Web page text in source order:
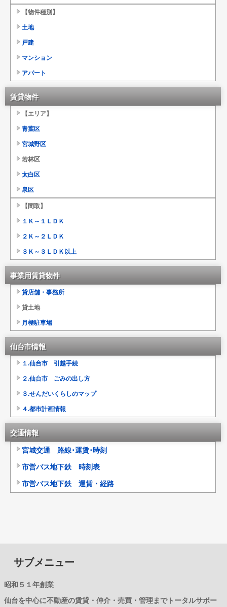
【物件種別】
土地
戸建
マンション
アパート
賃貸物件
【エリア】
青葉区
宮城野区
若林区
太白区
泉区
【間取】
１Ｋ～１ＬＤＫ
２Ｋ～２ＬＤＫ
３Ｋ～３ＬＤＫ以上
事業用賃貸物件
貸店舗・事務所
貸土地
月極駐車場
仙台市情報
１.仙台市 引越手続
２.仙台市 ごみの出し方
３.せんだいくらしのマップ
４.都市計画情報
交通情報
宮城交通 路線･運賃･時刻
市営バス地下鉄 時刻表
市営バス地下鉄 運賃・経路
サブメニュー
昭和５１年創業
仙台を中心に不動産の賃貸・仲介・売買・管理までトータルサポー